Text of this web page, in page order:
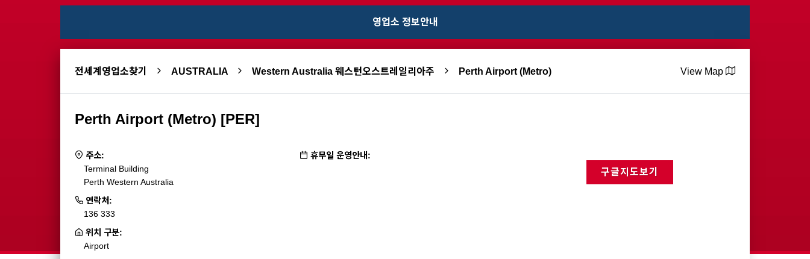
영업소 정보안내
전세계영업소찾기 AUSTRALIA Western Australia 웨스턴오스트레일리아주 Perth Airport (Metro) View Map
Perth Airport (Metro) [PER]
주소:
Terminal Building
Perth Western Australia
연락처:
136 333
위치 구분:
Airport
휴무일 운영안내:
구글지도보기